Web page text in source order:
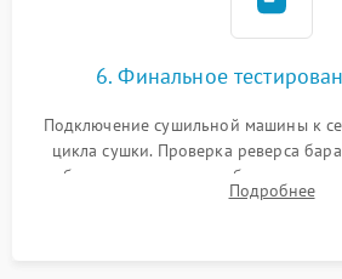
6. Финальное
Подключение сушильной машины к
цикла сушки. Проверка реверса
набора температуры, работы
конденсата) и отсутствияПодробнее